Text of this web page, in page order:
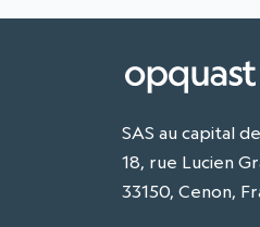
SAS au capital
18, rue Lucien
33150, Cenon,